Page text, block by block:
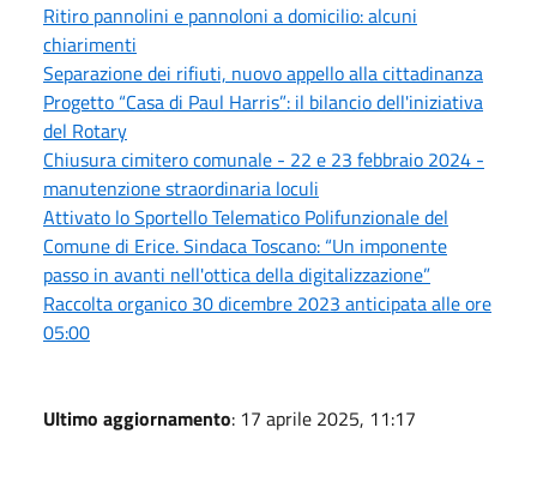
Ritiro pannolini e pannoloni a domicilio: alcuni
chiarimenti
Separazione dei rifiuti, nuovo appello alla cittadinanza
Progetto “Casa di Paul Harris”: il bilancio dell'iniziativa
del Rotary
Chiusura cimitero comunale - 22 e 23 febbraio 2024 -
manutenzione straordinaria loculi
Attivato lo Sportello Telematico Polifunzionale del
Comune di Erice. Sindaca Toscano: “Un imponente
passo in avanti nell'ottica della digitalizzazione”
Raccolta organico 30 dicembre 2023 anticipata alle ore
05:00
Ultimo aggiornamento: 17 aprile 2025, 11:17